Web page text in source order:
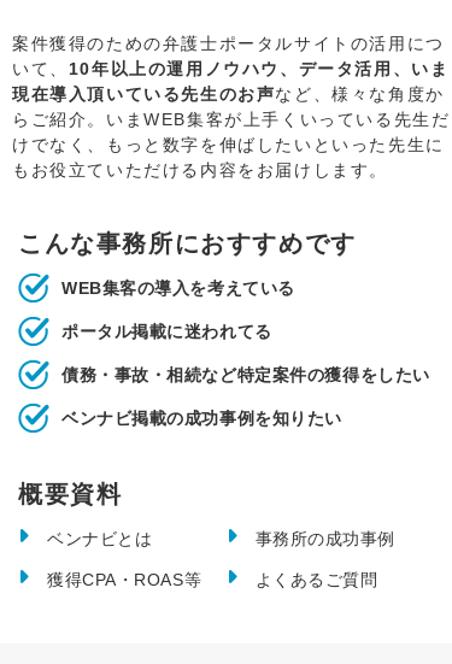
案件獲得のための弁護士ポータルサイトの活用につ
いて、 10年以上の運用ノウハウ、データ活用、いま
現在導入頂いている先生のお声など、様々な角度か
らご紹介。いまWEB集客が上手くいっている先生だ
けでなく、もっと数字を伸ばしたいといった先生に
もお役立ていただける内容をお届けします。
こんな事務所におすすめです
WEB集客の導入を考えている
ポータル掲載に迷われてる
債務・事故・相続など特定案件の獲得をしたい
ベンナビ掲載の成功事例を知りたい
概要資料
ベンナビとは 事務所の成功事例
獲得CPA・ROAS等 よくあるご質問